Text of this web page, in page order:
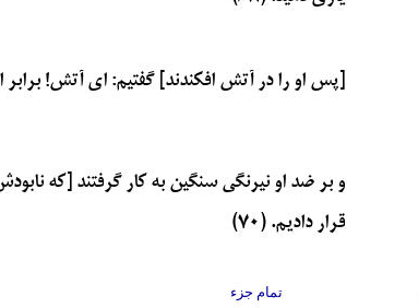
[پس او را در آتش افکندند] گفتیم: ای آتش! برابر
و بر ضد او نیرنگی سنگین به کار گرفتند [که
قرار دادیم. (۷۰)
تمام جزء